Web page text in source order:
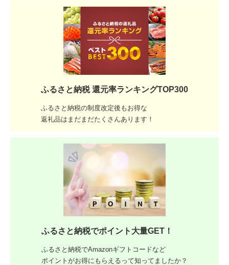
ふるさと納税 還元率ランキングTOP300
ふるさと納税の制度改定後もお得な
返礼品はまだまだたくさんあります！
ふるさと納税でポイント大量GET！
ふるさと納税でAmazonギフトコードなど
ポイントがお得にもらえるって知ってましたか？